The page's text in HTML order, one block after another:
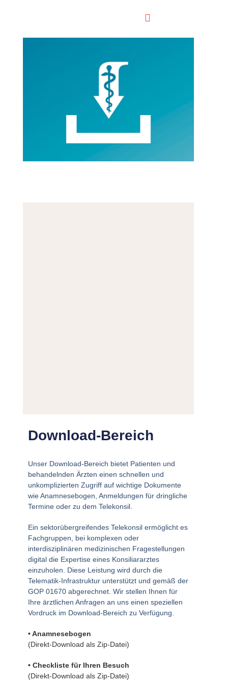
Download-Bereich
Unser Download-Bereich bietet Patienten und
behandelnden Ärzten einen schnellen und
unkomplizierten Zugriff auf wichtige Dokumente
wie Anamnesebogen, Anmeldungen für dringliche
Termine oder zu dem Telekonsil.
Ein sektorübergreifendes Telekonsil ermöglicht es
Fachgruppen, bei komplexen oder
interdisziplinären medizinischen Fragestellungen
digital die Expertise eines Konsiliararztes
einzuholen. Diese Leistung wird durch die
Telematik-Infrastruktur unterstützt und gemäß der
GOP 01670 abgerechnet. Wir stellen Ihnen für
Ihre ärztlichen Anfragen an uns einen speziellen
Vordruck im Download-Bereich zu Verfügung.
• Anamnesebogen
(Direkt-Download als Zip-Datei)
• Checkliste für Ihren Besuch
(Direkt-Download als Zip-Datei)